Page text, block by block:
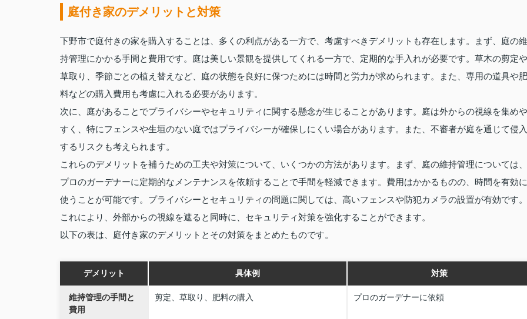
庭付き家のデメリットと対策
下野市で庭付きの家を購入することは、多くの利点がある一方で、考慮すべきデメリットも存在します。まず、庭の維
持管理にかかる手間と費用です。庭は美しい景観を提供してくれる一方で、定期的な手入れが必要です。草木の剪定や
草取り、季節ごとの植え替えなど、庭の状態を良好に保つためには時間と労力が求められます。また、専用の道具や肥
料などの購入費用も考慮に入れる必要があります。
次に、庭があることでプライバシーやセキュリティに関する懸念が生じることがあります。庭は外からの視線を集めや
すく、特にフェンスや生垣のない庭ではプライバシーが確保しにくい場合があります。また、不審者が庭を通じて侵入
するリスクも考えられます。
これらのデメリットを補うための工夫や対策について、いくつかの方法があります。まず、庭の維持管理については、
プロのガーデナーに定期的なメンテナンスを依頼することで手間を軽減できます。費用はかかるものの、時間を有効に
使うことが可能です。プライバシーとセキュリティの問題に関しては、高いフェンスや防犯カメラの設置が有効です。
これにより、外部からの視線を遮ると同時に、セキュリティ対策を強化することができます。
以下の表は、庭付き家のデメリットとその対策をまとめたものです。
デメリット 具体例 対策
維持管理の手間と
費用
剪定、草取り、肥料の購入 プロのガーデナーに依頼